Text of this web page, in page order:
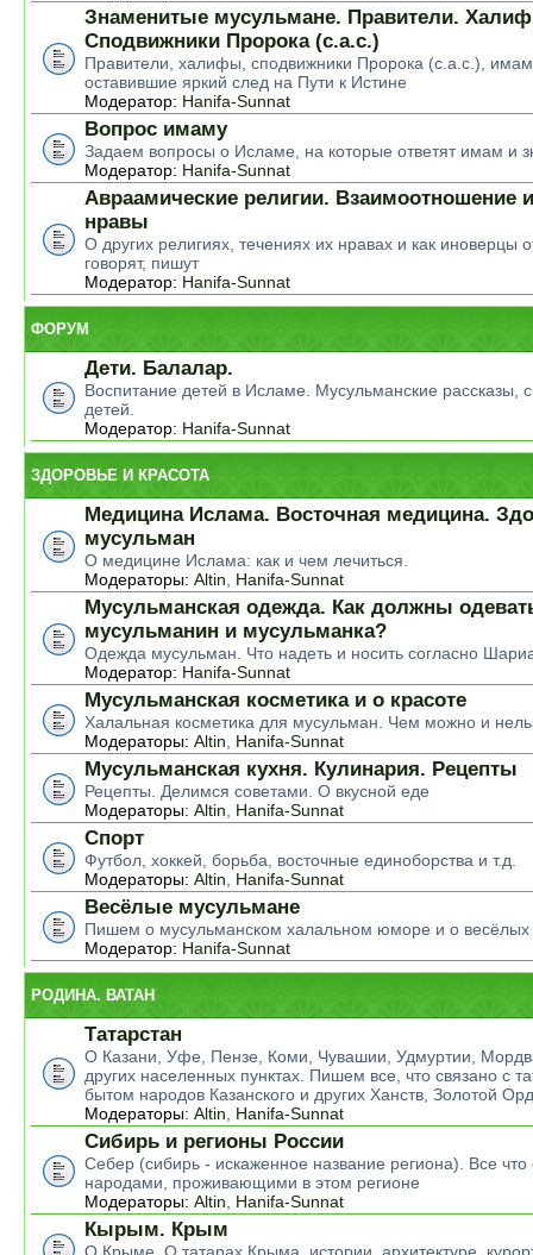
Знаменитые мусульмане. Правители.
Сподвижники Пророка (с.а.с.)
Правители, халифы, сподвижники Пророка (с.а.с.),
оставившие яркий след на Пути к Истине
Модератор: Hanifa-Sunnat
Вопрос имаму
Задаем вопросы о Исламе, на которые ответят имам и
Модератор: Hanifa-Sunnat
Авраамические религии. Взаимоотношение
нравы
О других религиях, течениях их нравах и как иноверцы
говорят, пишут
Модератор: Hanifa-Sunnat
ФОРУМ
Дети. Балалар.
Воспитание детей в Исламе. Мусульманские рассказы,
детей.
Модератор: Hanifa-Sunnat
ЗДОРОВЬЕ И КРАСОТА
Медицина Ислама. Восточная медицина.
мусульман
О медицине Ислама: как и чем лечиться.
Модераторы: Altin Hanifa-Sunnat
Мусульманская одежда. Как должны
мусульманин и мусульманка?
Одежда мусульман. Что надеть и носить согласно
Модератор: Hanifa-Sunnat
Мусульманская косметика и о красоте
Халальная косметика для мусульман. Чем можно и
Модераторы: Altin Hanifa-Sunnat
Мусульманская кухня. Кулинария. Рецепты
Рецепты. Делимся советами. О вкусной еде
Модераторы: Altin Hanifa-Sunnat
Спорт
Футбол, хоккей, борьба, восточные единоборства и т.д.
Модераторы: Altin Hanifa-Sunnat
Весёлые мусульмане
Пишем о мусульманском халальном юморе и о весёлых
Модератор: Hanifa-Sunnat
РОДИНА. ВАТАН
Татарстан
О Казани, Уфе, Пензе, Коми, Чувашии, Удмуртии,
других населенных пунктах. Пишем все, что связано с
бытом народов Казанского и других Ханств, Золотой
Модераторы: Altin Hanifa-Sunnat
Сибирь и регионы России
Себер (сибирь - искаженное название региона). Все что
народами, проживающими в этом регионе
Модераторы: Altin Hanifa-Sunnat
Кырым. Крым
О Крыме. О татарах Крыма, истории, архитектуре,